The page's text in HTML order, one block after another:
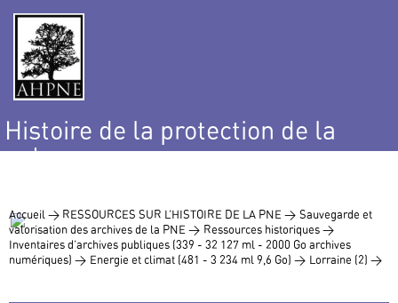
Histoire de la protection de la
nature
Accueil > RESSOURCES SUR L’HISTOIRE DE LA PNE > Sauvegarde et
valorisation des archives de la PNE > Ressources historiques >
Inventaires d’archives publiques (339 - 32 127 ml - 2000 Go archives
numériques) > Energie et climat (481 - 3 234 ml 9,6 Go) > Lorraine (2) >